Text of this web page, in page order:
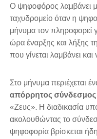
Ο ψηφοφόρος λαμβάνει
ταχυδρομείο όταν η
μήνυμα τον πληροφορεί
ώρα έναρξης και λήξης
που γίνεται λαμβάνει
Στο μήνυμα περιέχεται
απόρρητος σύνδεσμος
«Ζευς». Η διαδικασία
ακολουθώντας το
ψηφοφορία βρίσκεται